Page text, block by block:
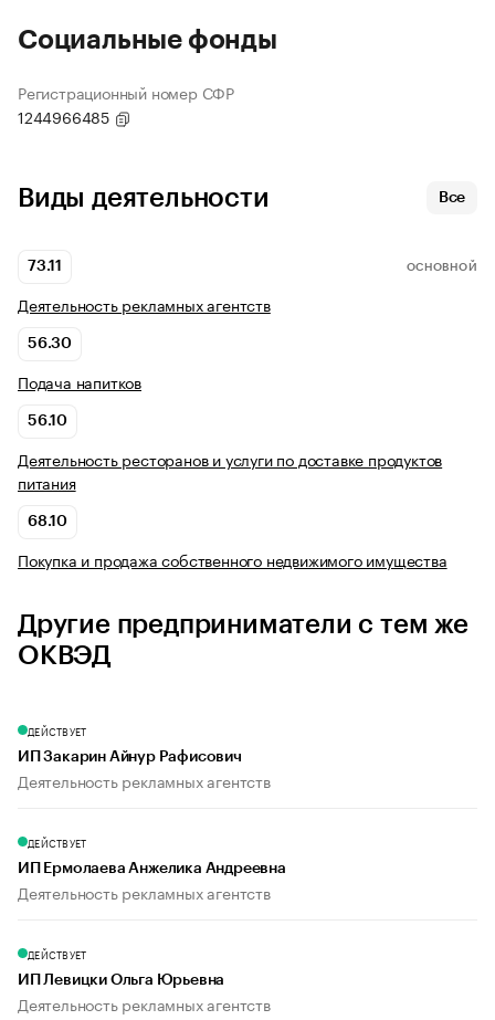
Социальные фонды
Регистрационный номер СФР
1244966485
Виды деятельности Все
73.11 ОСНОВНОЙ
Деятельность рекламных агентств
56.30
Подача напитков
56.10
Деятельность ресторанов и услуги по доставке продуктов
питания
68.10
Покупка и продажа собственного недвижимого имущества
Другие предприниматели с тем же
ОКВЭД
ДЕЙСТВУЕТ
ИП Закарин Айнур Рафисович
Деятельность рекламных агентств
ДЕЙСТВУЕТ
ИП Ермолаева Анжелика Андреевна
Деятельность рекламных агентств
ДЕЙСТВУЕТ
ИП Левицки Ольга Юрьевна
Деятельность рекламных агентств